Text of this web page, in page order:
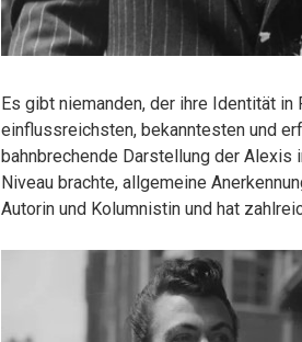
Es gibt niemanden, der ihre Identität
einflussreichsten, bekanntesten und
bahnbrechende Darstellung der Alexis
Niveau brachte, allgemeine
Autorin und Kolumnistin und hat